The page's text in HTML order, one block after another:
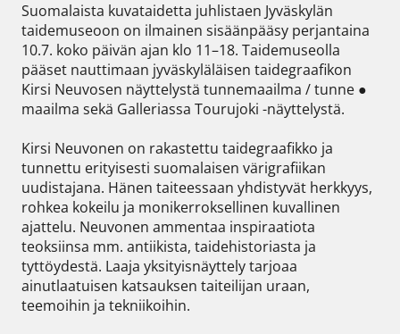
Suomalaista kuvataidetta juhlistaen Jyväskylän
taidemuseoon on ilmainen sisäänpääsy perjantaina
10.7. koko päivän ajan klo 11–18. Taidemuseolla
pääset nauttimaan jyväskyläläisen taidegraafikon
Kirsi Neuvosen näyttelystä tunnemaailma / tunne ●
maailma sekä Galleriassa Tourujoki -näyttelystä.
Kirsi Neuvonen on rakastettu taidegraafikko ja
tunnettu erityisesti suomalaisen värigrafiikan
uudistajana. Hänen taiteessaan yhdistyvät herkkyys,
rohkea kokeilu ja monikerroksellinen kuvallinen
ajattelu. Neuvonen ammentaa inspiraatiota
teoksiinsa mm. antiikista, taidehistoriasta ja
tyttöydestä. Laaja yksityisnäyttely tarjoaa
ainutlaatuisen katsauksen taiteilijan uraan,
teemoihin ja tekniikoihin.